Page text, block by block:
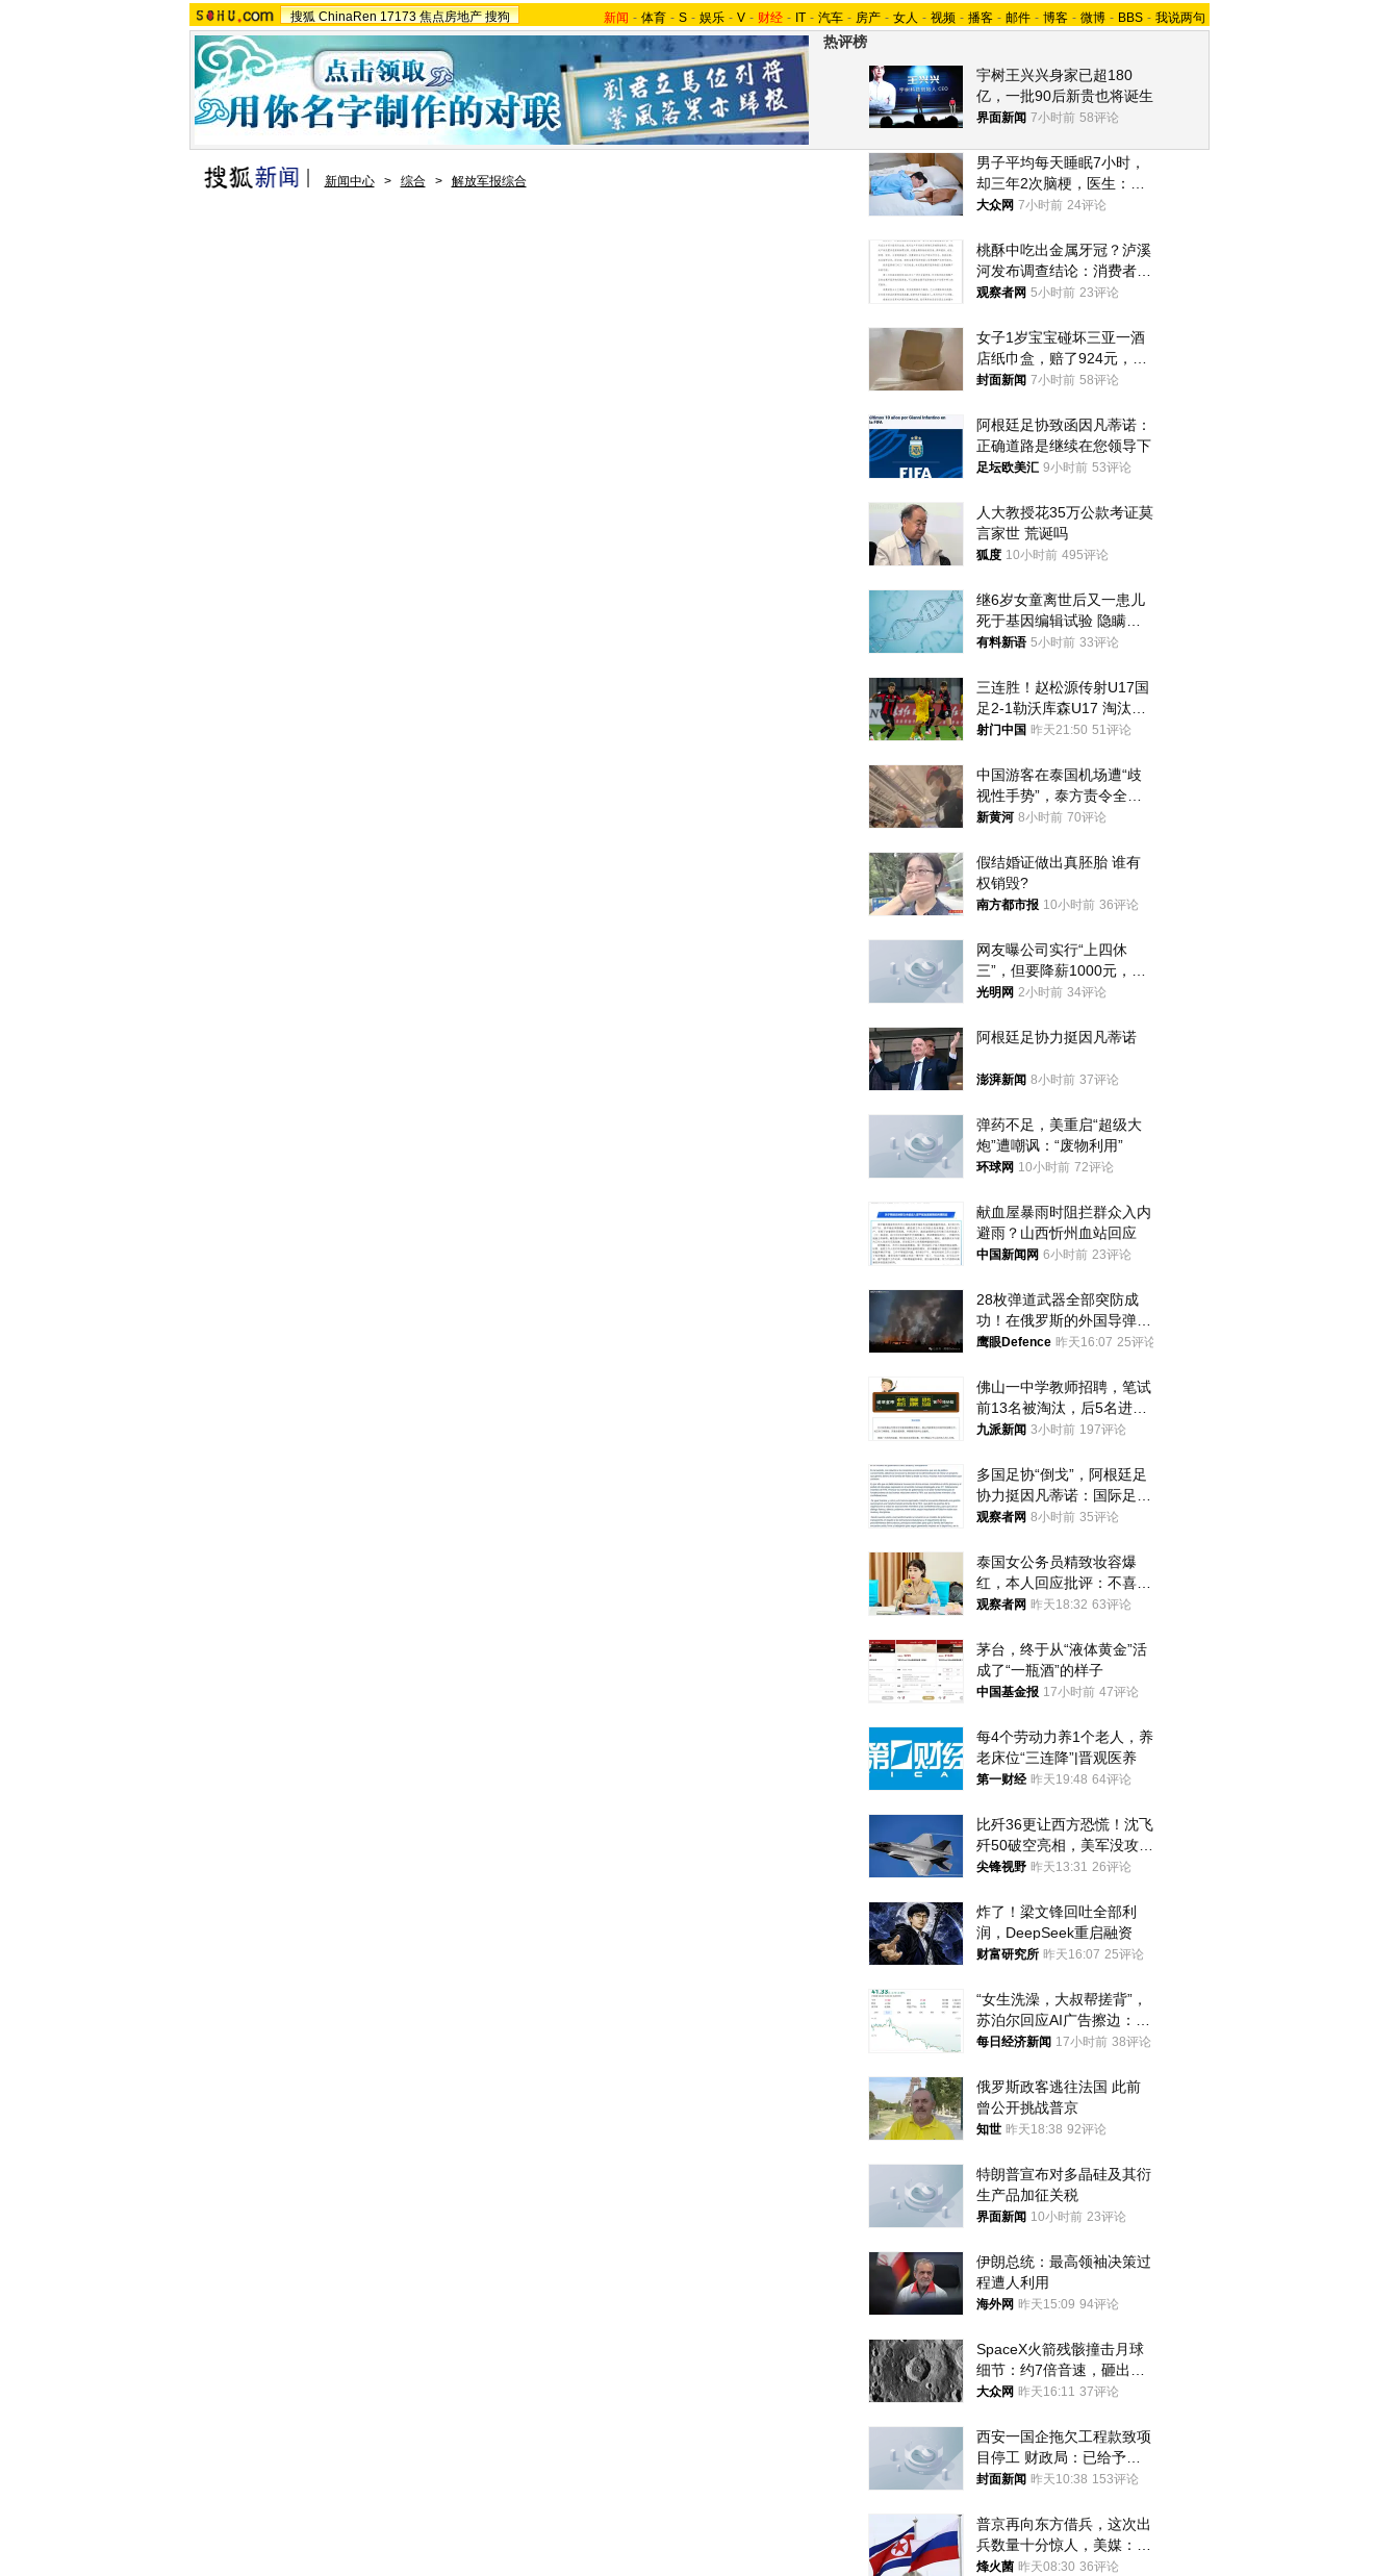
搜狐 ChinaRen 17173 焦点房地产 搜狗 新闻 - 体育 - S - 娱乐 - V - 财经 - IT - 汽车 - 房产 - 女人 - 视频 - 播客 - 邮件 - 博客 - 微博 - BBS - 我说两句
热评榜
宇树王兴兴身家已超180
亿，一批90后新贵也将诞生
界面新闻 7小时前 58评论
男子平均每天睡眠7小时，
却三年2次脑梗，医生：这
样睡觉更伤身
大众网 7小时前 24评论
桃酥中吃出金属牙冠？泸溪
河发布调查结论：消费者已
澄清，所发视频情况不属实
观察者网 5小时前 23评论
女子1岁宝宝碰坏三亚一酒
店纸巾盒，赔了924元，发
帖吐槽后酒店退还一半的
封面新闻 7小时前 58评论
阿根廷足协致函因凡蒂诺：
正确道路是继续在您领导下
足坛欧美汇 9小时前 53评论
人大教授花35万公款考证莫
言家世 荒诞吗
狐度 10小时前 495评论
继6岁女童离世后又一患儿
死于基因编辑试验 隐瞒一
年才对外披露
有料新语 5小时前 33评论
三连胜！赵松源传射U17国
足2-1勒沃库森U17 淘汰赛
将战河床
射门中国 昨天21:50 51评论
中国游客在泰国机场遭“歧
视性手势”，泰方责令全面
调查，对责任人采取最严厉
新黄河 8小时前 70评论
假结婚证做出真胚胎 谁有
权销毁?
南方都市报 10小时前 36评论
网友曝公司实行“上四休
三”，但要降薪1000元，不
接受只能辞职
光明网 2小时前 34评论
阿根廷足协力挺因凡蒂诺
澎湃新闻 8小时前 37评论
弹药不足，美重启“超级大
炮”遭嘲讽：“废物利用”
环球网 10小时前 72评论
献血屋暴雨时阻拦群众入内
避雨？山西忻州血站回应
中国新闻网 6小时前 23评论
28枚弹道武器全部突防成
功！在俄罗斯的外国导弹发
射车都是合法打击目标
鹰眼Defence 昨天16:07 25评论
佛山一中学教师招聘，笔试
前13名被淘汰，后5名进体
检，被疑萝卜岗，官方通
九派新闻 3小时前 197评论
多国足协“倒戈”，阿根廷足
协力挺因凡蒂诺：国际足联
今后应继续在其领导下前行
观察者网 8小时前 35评论
泰国女公务员精致妆容爆
红，本人回应批评：不喜欢
就别看
观察者网 昨天18:32 63评论
茅台，终于从“液体黄金”活
成了“一瓶酒”的样子
中国基金报 17小时前 47评论
每4个劳动力养1个老人，养
老床位“三连降”|晋观医养
第一财经 昨天19:48 64评论
比歼36更让西方恐慌！沈飞
歼50破空亮相，美军没攻克
的技术被拿下
尖锋视野 昨天13:31 26评论
炸了！梁文锋回吐全部利
润，DeepSeek重启融资
财富研究所 昨天16:07 25评论
“女生洗澡，大叔帮搓背”，
苏泊尔回应AI广告擦边：视
频全下架，已强化内容管理
每日经济新闻 17小时前 38评论
俄罗斯政客逃往法国 此前
曾公开挑战普京
知世 昨天18:38 92评论
特朗普宣布对多晶硅及其衍
生产品加征关税
界面新闻 10小时前 23评论
伊朗总统：最高领袖决策过
程遭人利用
海外网 昨天15:09 94评论
SpaceX火箭残骸撞击月球
细节：约7倍音速，砸出直
径约30米撞击坑
大众网 昨天16:11 37评论
西安一国企拖欠工程款致项
目停工 财政局：已给予处
分，正督促整改
封面新闻 昨天10:38 153评论
普京再向东方借兵，这次出
兵数量十分惊人，美媒：俄
朝要动真格？
烽火菌 昨天08:30 36评论
新闻中心 > 综合 > 解放军报综合